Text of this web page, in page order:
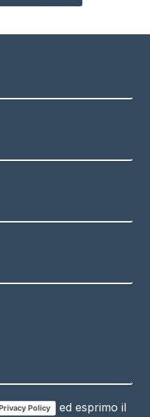
Policy
ed esprimo il